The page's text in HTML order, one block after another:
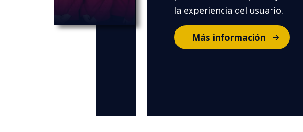
la experiencia del usuario.
Más información